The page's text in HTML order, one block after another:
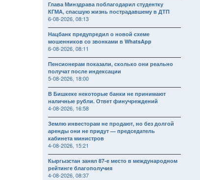
Глава Минздрава поблагодарил студентку
КГМА, спасшую жизнь пострадавшему в ДТП
6-08-2026, 08:13
Нацбанк предупредил о новой схеме
мошенников со звонками в WhatsApp
6-08-2026, 08:11
Пенсионерам показали, сколько они реально
получат после индексации
5-08-2026, 18:00
В Бишкеке некоторые банки не принимают
наличные рубли. Ответ финучреждений
4-08-2026, 16:58
Землю инвесторам не продают, но без долгой
аренды они не придут — председатель
кабинета министров
4-08-2026, 15:21
Кыргызстан занял 87-е место в международном
рейтинге благополучия
4-08-2026, 08:37